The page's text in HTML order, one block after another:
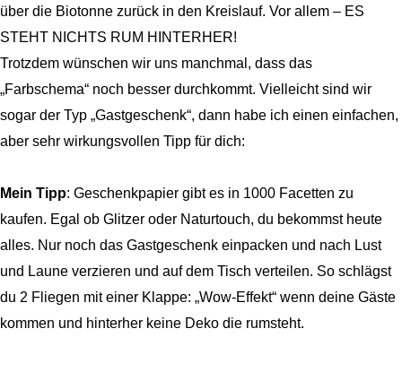
über die Biotonne zurück in den Kreislauf. Vor allem – ES
STEHT NICHTS RUM HINTERHER!
Trotzdem wünschen wir uns manchmal, dass das
„Farbschema“ noch besser durchkommt. Vielleicht sind wir
sogar der Typ „Gastgeschenk“, dann habe ich einen einfachen,
aber sehr wirkungsvollen Tipp für dich:
Mein Tipp: Geschenkpapier gibt es in 1000 Facetten zu
kaufen. Egal ob Glitzer oder Naturtouch, du bekommst heute
alles. Nur noch das Gastgeschenk einpacken und nach Lust
und Laune verzieren und auf dem Tisch verteilen. So schlägst
du 2 Fliegen mit einer Klappe: „Wow-Effekt“ wenn deine Gäste
kommen und hinterher keine Deko die rumsteht.